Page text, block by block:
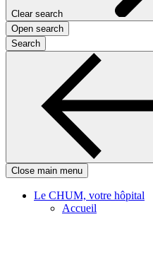
Clear search
Open search
Search
Close main menu
Le CHUM, votre hôpital
Accueil